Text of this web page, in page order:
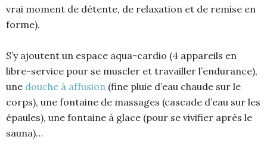
vrai moment de détente, de relaxation et de remise en
forme).
S’y ajoutent un espace aqua-cardio (4 appareils en
libre-service pour se muscler et travailler l’endurance),
une douche à affusion (fine pluie d’eau chaude sur le
corps), une fontaine de massages (cascade d’eau sur les
épaules), une fontaine à glace (pour se vivifier après le
sauna)…